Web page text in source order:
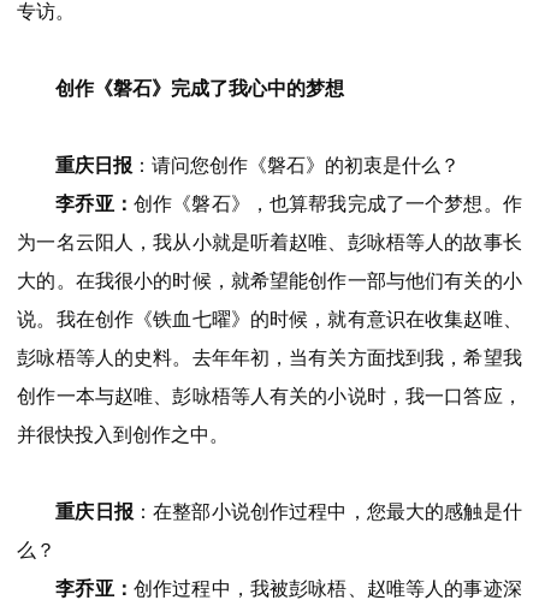
专访。
创作《磐石》完成了我心中的梦想
重庆日报 ：请问您创作《磐石》的初衷是什么？
李乔亚： 创作《磐石》，也算帮我完成了一个梦想。作
为一名云阳人，我从小就是听着赵唯、彭咏梧等人的故事长
大的。在我很小的时候，就希望能创作一部与他们有关的小
说。我在创作《铁血七曜》的时候，就有意识在收集赵唯、
彭咏梧等人的史料。去年年初，当有关方面找到我，希望我
创作一本与赵唯、彭咏梧等人有关的小说时，我一口答应，
并很快投入到创作之中。
重庆日报 ：在整部小说创作过程中，您最大的感触是什
么？
李乔亚： 创作过程中，我被彭咏梧、赵唯等人的事迹深